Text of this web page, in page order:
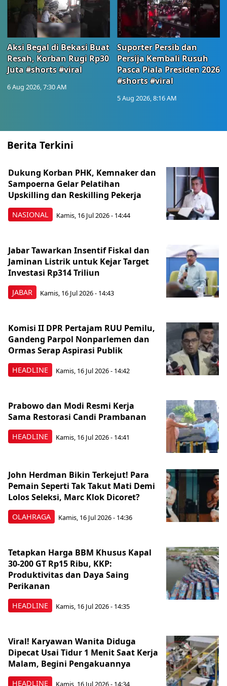
Aksi Begal di Bekasi Buat
Resah, Korban Rugi Rp30
Juta #shorts #viral
6 Aug 2026, 7:30 AM
Suporter Persib dan
Persija Kembali Rusuh
Pasca Piala Presiden 2026
#shorts #viral
5 Aug 2026, 8:16 AM
Berita Terkini
NASIONAL
Dukung Korban PHK, Kemnaker dan
Sampoerna Gelar Pelatihan
Upskilling dan Reskilling Pekerja
Kamis, 16 Jul 2026 - 14:44
JABAR
Jabar Tawarkan Insentif Fiskal dan
Jaminan Listrik untuk Kejar Target
Investasi Rp314 Triliun
Kamis, 16 Jul 2026 - 14:43
HEADLINE
Komisi II DPR Pertajam RUU Pemilu,
Gandeng Parpol Nonparlemen dan
Ormas Serap Aspirasi Publik
Kamis, 16 Jul 2026 - 14:42
HEADLINE
Prabowo dan Modi Resmi Kerja
Sama Restorasi Candi Prambanan
Kamis, 16 Jul 2026 - 14:41
OLAHRAGA
John Herdman Bikin Terkejut! Para
Pemain Seperti Tak Takut Mati Demi
Lolos Seleksi, Marc Klok Dicoret?
Kamis, 16 Jul 2026 - 14:36
HEADLINE
Tetapkan Harga BBM Khusus Kapal
30-200 GT Rp15 Ribu, KKP:
Produktivitas dan Daya Saing
Perikanan
Kamis, 16 Jul 2026 - 14:35
HEADLINE
Viral! Karyawan Wanita Diduga
Dipecat Usai Tidur 1 Menit Saat Kerja
Malam, Begini Pengakuannya
Kamis, 16 Jul 2026 - 14:34